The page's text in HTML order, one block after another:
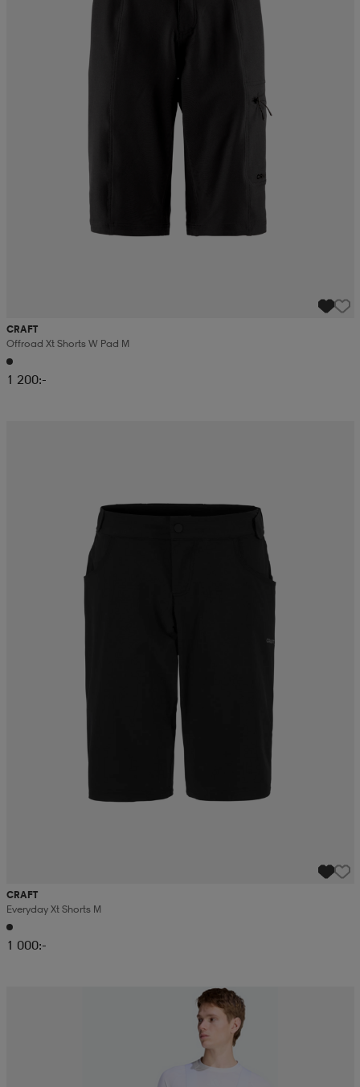
CRAFT
Offroad Xt Shorts W Pad M
1 200:-
CRAFT
Everyday Xt Shorts M
1 000:-